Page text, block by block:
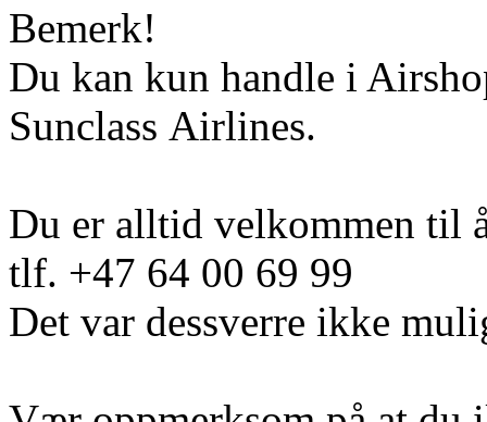
Bemerk!
Du kan kun handle i
Sunclass Airlines.
Du er alltid velkommen til
tlf. +47 64 00 69 99
Det var dessverre ikke